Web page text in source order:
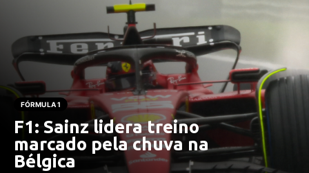
FÓRMULA 1
F1: Sainz lidera treino
marcado pela chuva na
Bélgica